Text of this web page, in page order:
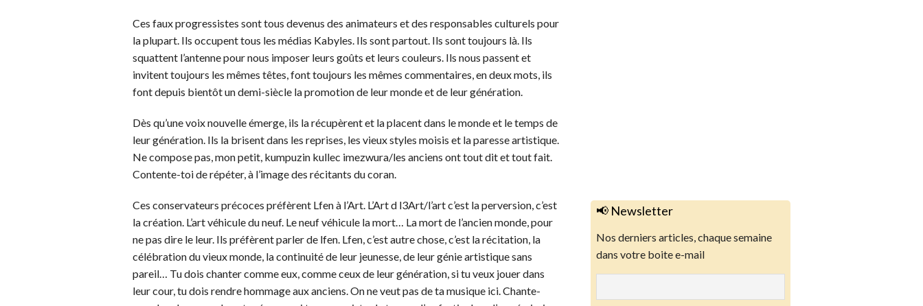
Ces faux progressistes sont tous devenus des animateurs et des responsables culturels pour
la plupart. Ils occupent tous les médias Kabyles. Ils sont partout. Ils sont toujours là. Ils
squattent l’antenne pour nous imposer leurs goûts et leurs couleurs. Ils nous passent et
invitent toujours les mêmes têtes, font toujours les mêmes commentaires, en deux mots, ils
font depuis bientôt un demi-siècle la promotion de leur monde et de leur génération.
Dès qu’une voix nouvelle émerge, ils la récupèrent et la placent dans le monde et le temps de
leur génération. Ils la brisent dans les reprises, les vieux styles moisis et la paresse artistique.
Ne compose pas, mon petit, kumpuzin kullec imezwura/les anciens ont tout dit et tout fait.
Contente-toi de répéter, à l’image des récitants du coran.
Ces conservateurs précoces préfèrent Lfen à l’Art. L’Art d l3Art/l’art c’est la perversion, c’est
la création. L’art véhicule du neuf. Le neuf véhicule la mort… La mort de l’ancien monde, pour
ne pas dire le leur. Ils préfèrent parler de lfen. Lfen, c’est autre chose, c’est la récitation, la
célébration du vieux monde, la continuité de leur jeunesse, de leur génie artistique sans
pareil… Tu dois chanter comme eux, comme ceux de leur génération, si tu veux jouer dans
leur cour, tu dois rendre hommage aux anciens. On ne veut pas de ta musique ici. Chante-
📢 Newsletter
Nos derniers articles, chaque semaine
dans votre boite e-mail